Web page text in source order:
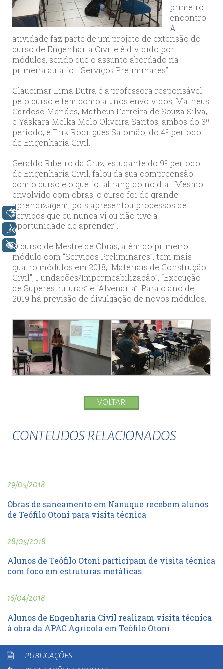
primeiro
encontro.
A
atividade faz parte de um projeto de extensão do
curso de Engenharia Civil e é dividido por
módulos, sendo que o assunto abordado na
primeira aula foi “Serviços Preliminares”.
Glaucimar Lima Dutra é a professora responsável
pelo curso e tem como alunos envolvidos, Matheus
Cardoso Mendes, Matheus Ferreira de Souza Silva,
e Yáskara Melka Melo Oliveira Santos, ambos do 3º
período, e Erik Rodrigues Salomão, do 4º período
de Engenharia Civil.
Geraldo Ribeiro da Cruz, estudante do 9º período
de Engenharia Civil, falou da sua compreensão
com o curso e o que foi abrangido no dia. “Mesmo
envolvido com obras, o curso foi de grande
aprendizagem, pois apresentou processos de
serviços que eu nunca vi ou não tive a
oportunidade de aprender”.
O curso de Mestre de Obras, além do primeiro
módulo com “Serviços Preliminares”, tem mais
quatro módulos em 2018, “Materiais de Construção
Civil”, Fundações/Impermeabilização”, “Execução
de Superestruturas” e “Alvenaria”. Para o ano de
2019 há previsão de divulgação de novos módulos.
VOLTAR
CONTEUDOS RELACIONADOS
29/05/2018
Obras de saneamento em Nanuque recebem alunos
de Teófilo Otoni para visita técnica
28/05/2018
Alunos de Teófilo Otoni participam de visita técnica
com foco em estruturas metálicas
16/04/2018
Alunos de Engenharia Civil realizam visita técnica
à obra da APAC Agrícola em Teófilo Otoni
PUBLICAÇÕES
Libras
Voz
+ Acessibilidade